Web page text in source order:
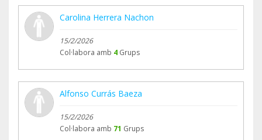
Carolina Herrera Nachon
15/2/2026
Col·labora amb 4 Grups
Alfonso Currás Baeza
15/2/2026
Col·labora amb 71 Grups